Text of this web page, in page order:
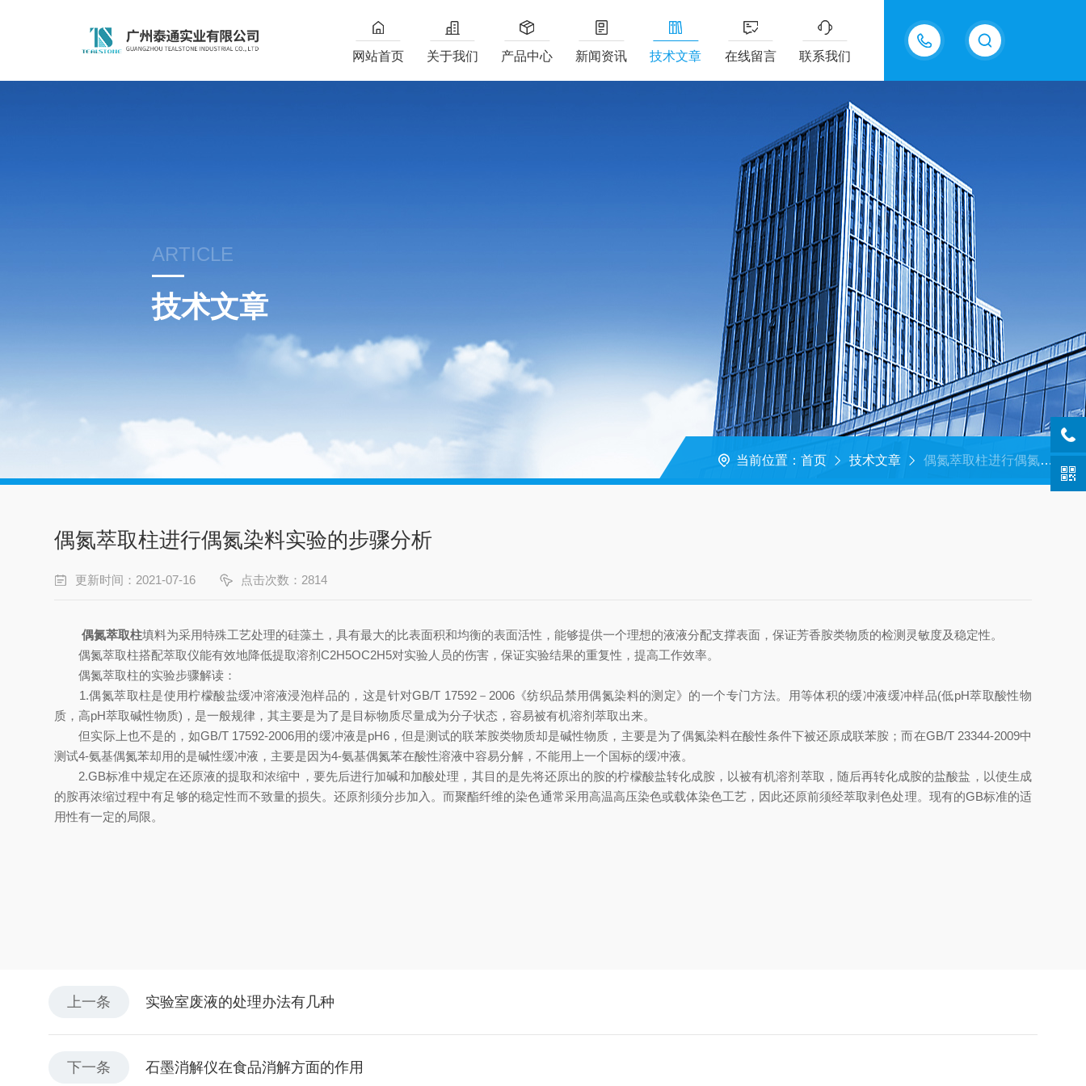
13822143561
网站首页 关于我们 产品中心 新闻资讯 技术文章 在线留言 联系我们
ARTICLE
技术文章
当前位置： 首页 技术文章 偶氮萃取柱进行偶氮染料实验的步骤分析
偶氮萃取柱进行偶氮染料实验的步骤分析
更新时间：2021-07-16 点击次数：2814
偶氮萃取柱填料为采用特殊工艺处理的硅藻土，具有最大的比表面积和均衡的表面活性，能够提供一个理想的液液分配支撑表面，保证芳香胺类物质的检测灵敏度及稳定性。
偶氮萃取柱搭配萃取仪能有效地降低提取溶剂C2H5OC2H5对实验人员的伤害，保证实验结果的重复性，提高工作效率。
偶氮萃取柱的实验步骤解读：
1.偶氮萃取柱是使用柠檬酸盐缓冲溶液浸泡样品的，这是针对GB/T 17592－2006《纺织品禁用偶氮染料的测定》的一个专门方法。用等体积的缓冲液缓冲样品(低pH萃取酸性物
质，高pH萃取碱性物质)，是一般规律，其主要是为了是目标物质尽量成为分子状态，容易被有机溶剂萃取出来。
但实际上也不是的，如GB/T 17592-2006用的缓冲液是pH6，但是测试的联苯胺类物质却是碱性物质，主要是为了偶氮染料在酸性条件下被还原成联苯胺；而在GB/T 23344-2009中
测试4-氨基偶氮苯却用的是碱性缓冲液，主要是因为4-氨基偶氮苯在酸性溶液中容易分解，不能用上一个国标的缓冲液。
2.GB标准中规定在还原液的提取和浓缩中，要先后进行加碱和加酸处理，其目的是先将还原出的胺的柠檬酸盐转化成胺，以被有机溶剂萃取，随后再转化成胺的盐酸盐，以使生成
的胺再浓缩过程中有足够的稳定性而不致量的损失。还原剂须分步加入。而聚酯纤维的染色通常采用高温高压染色或载体染色工艺，因此还原前须经萃取剥色处理。现有的GB标准的适
用性有一定的局限。
上一条 实验室废液的处理办法有几种
下一条 石墨消解仪在食品消解方面的作用